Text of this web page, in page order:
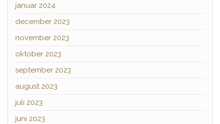
januar 2024
december 2023
november 2023
oktober 2023
september 2023
august 2023
juli 2023
juni 2023